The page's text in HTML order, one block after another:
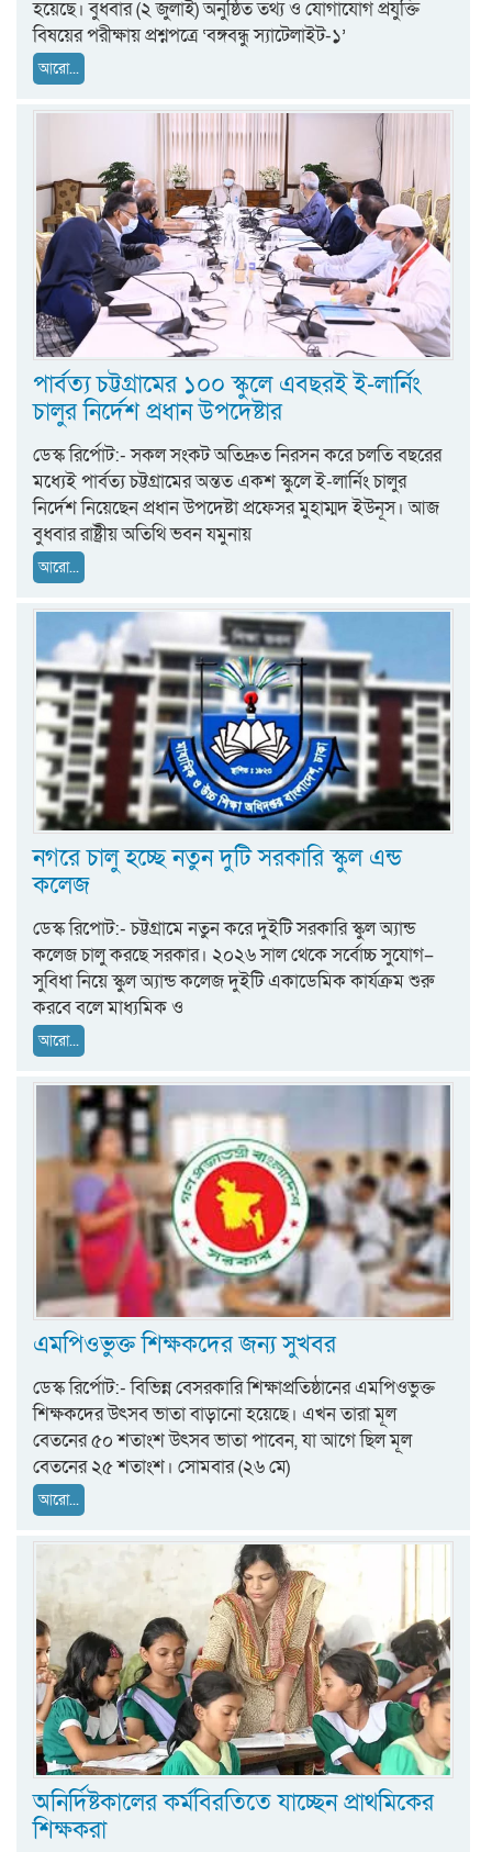
হয়েছে। বুধবার (২ জুলাই) অনুষ্ঠিত তথ্য ও যোগাযোগ প্রযুক্তি
বিষয়ের পরীক্ষায় প্রশ্নপত্রে ‘বঙ্গবন্ধু স্যাটেলাইট-১’
আরো...
পার্বত্য চট্টগ্রামের ১০০ স্কুলে এবছরই ই-লার্নিং
চালুর নির্দেশ প্রধান উপদেষ্টার
ডেস্ক রির্পোট:- সকল সংকট অতিদ্রুত নিরসন করে চলতি বছরের
মধ্যেই পার্বত্য চট্টগ্রামের অন্তত একশ স্কুলে ই-লার্নিং চালুর
নির্দেশ নিয়েছেন প্রধান উপদেষ্টা প্রফেসর মুহাম্মদ ইউনূস। আজ
বুধবার রাষ্ট্রীয় অতিথি ভবন যমুনায়
আরো...
নগরে চালু হচ্ছে নতুন দুটি সরকারি স্কুল এন্ড
কলেজ
ডেস্ক রিপোট:- চট্টগ্রামে নতুন করে দুইটি সরকারি স্কুল অ্যান্ড
কলেজ চালু করছে সরকার। ২০২৬ সাল থেকে সর্বোচ্চ সুযোগ–
সুবিধা নিয়ে স্কুল অ্যান্ড কলেজ দুইটি একাডেমিক কার্যক্রম শুরু
করবে বলে মাধ্যমিক ও
আরো...
এমপিওভুক্ত শিক্ষকদের জন্য সুখবর
ডেস্ক রির্পোট:- বিভিন্ন বেসরকারি শিক্ষাপ্রতিষ্ঠানের এমপিওভুক্ত
শিক্ষকদের উৎসব ভাতা বাড়ানো হয়েছে। এখন তারা মূল
বেতনের ৫০ শতাংশ উৎসব ভাতা পাবেন, যা আগে ছিল মূল
বেতনের ২৫ শতাংশ। সোমবার (২৬ মে)
আরো...
অনির্দিষ্টকালের কর্মবিরতিতে যাচ্ছেন প্রাথমিকের
শিক্ষকরা